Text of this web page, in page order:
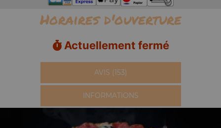
Horaires d'ouverture
Actuellement fermé
AVIS (153)
INFORMATIONS